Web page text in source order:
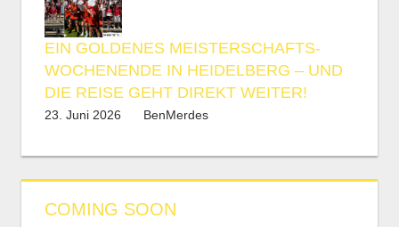
EIN GOLDENES MEISTERSCHAFTS-
WOCHENENDE IN HEIDELBERG – UND
DIE REISE GEHT DIREKT WEITER!
23. Juni 2026 BenMerdes
COMING SOON